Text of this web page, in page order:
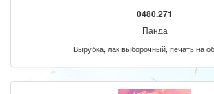
0480.271
Панда
Вырубка, лак выборочный, печать на